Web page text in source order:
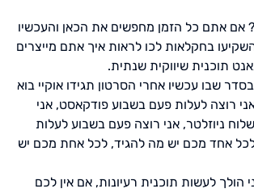
אתם כל הזמן מחפשים את הכאן והעכשיו
בחקלאות לכו לראות איך אתם מייצרים
תוכנית שיווקית שנתית.
שבו עכשיו אחרי הסרטון תגידו אוקיי בוא
רוצה לעלות פעם בשבוע פודקאסט, אני
ניוזלטר, אני רוצה פעם בשבוע לעלות
לכל אחד מכם יש מה להגיד, לכל אחת מכם יש
הולך לעשות תוכנית רעיונות, אם אין לכם